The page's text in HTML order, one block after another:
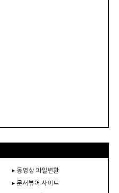
▸ 동영상 파일변환
▸ 문서뷰어 사이트